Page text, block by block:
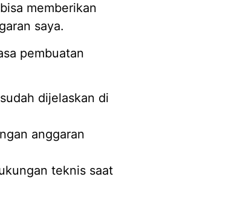
memberikan
saya.
pembuatan
dijelaskan di
anggaran
teknis saat